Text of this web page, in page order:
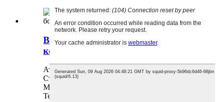
BS4504 Blind Flange Дат баспас
көмүртек болот PN10-40
Аты-жөнү: Сокур фланецтер
Стандарт: BS4504
Материал: Carbon Steel / Дат баспас болот
Техникалык мүнөздөмөлөрү: PN10-40